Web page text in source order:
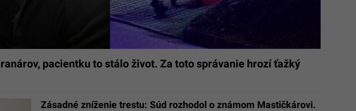
pacientku to stálo život. Za toto správanie hrozí ťažký
Zásadné zníženie trestu: Súd rozhodol o známom Mastičkárovi.